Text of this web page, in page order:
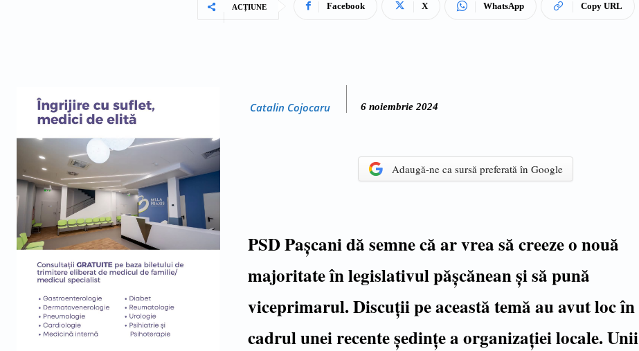
ACȚIUNE Facebook X WhatsApp Copy URL
Catalin Cojocaru 6 noiembrie 2024
Adaugă-ne ca sursă preferată în Google
PSD Pașcani dă semne că ar vrea să creeze o nouă
majoritate în legislativul pășcănean și să pună
viceprimarul. Discuții pe această temă au avut loc în
cadrul unei recente ședințe a organizației locale. Unii